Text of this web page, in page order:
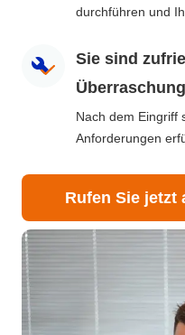
durchführen und
Sie sind
Überraschung
Nach dem Eingriff
Anforderungen
Rufen Sie jetzt